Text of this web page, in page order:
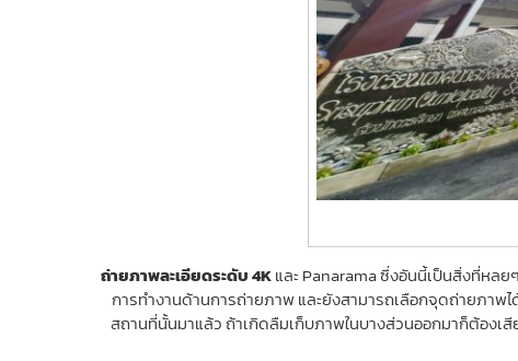
ถ่ายภาพละเอียดระดับ 4Kและ Panarama ซึ่งอันนี้เป็นสิ่งที่หลย
การทำงานด้านการถ่ายภาพ และยังสามารถเลือกจุดถ่ายภาพไ
สถานที่นั้นมาแล้ว ถ้าเกิดลืมเก็บภาพในบางส่วนออกมาก็ต้องเสี